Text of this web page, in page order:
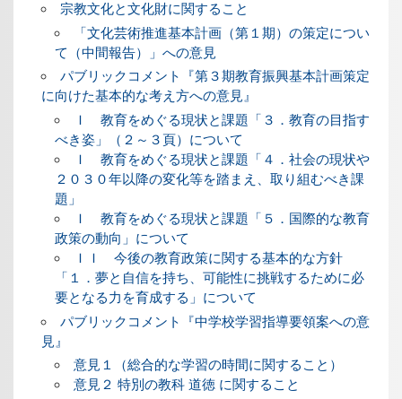
宗教文化と文化財に関すること
「文化芸術推進基本計画（第１期）の策定につい
て（中間報告）」への意見
パブリックコメント『第３期教育振興基本計画策定
に向けた基本的な考え方への意見』
Ｉ 教育をめぐる現状と課題「３．教育の目指す
べき姿」（２～３頁）について
Ｉ 教育をめぐる現状と課題「４．社会の現状や
２０３０年以降の変化等を踏まえ、取り組むべき課
題」
Ｉ 教育をめぐる現状と課題「５．国際的な教育
政策の動向」について
ＩＩ 今後の教育政策に関する基本的な方針
「１．夢と自信を持ち、可能性に挑戦するために必
要となる力を育成する」について
パブリックコメント『中学校学習指導要領案への意
見』
意見１（総合的な学習の時間に関すること）
意見２ 特別の教科 道徳 に関すること